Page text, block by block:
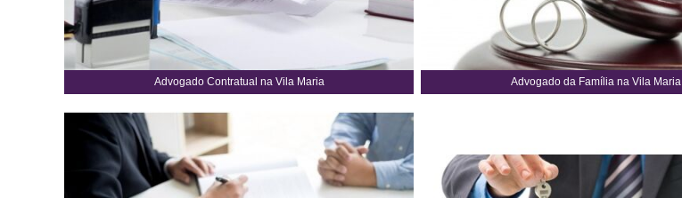
Advogado Contratual na Vila Maria Advogado da Família na Vila Maria